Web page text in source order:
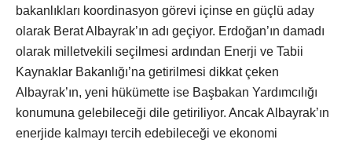
bakanlıkları koordinasyon görevi içinse en güçlü aday
olarak Berat Albayrak’ın adı geçiyor. Erdoğan’ın damadı
olarak milletvekili seçilmesi ardından Enerji ve Tabii
Kaynaklar Bakanlığı’na getirilmesi dikkat çeken
Albayrak’ın, yeni hükümette ise Başbakan Yardımcılığı
konumuna gelebileceği dile getiriliyor. Ancak Albayrak’ın
enerjide kalmayı tercih edebileceği ve ekonomi